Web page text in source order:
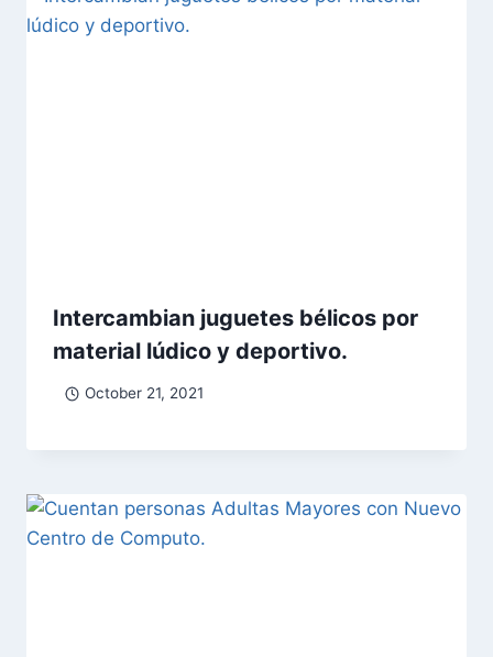
Intercambian juguetes bélicos por
material lúdico y deportivo.
October 21, 2021